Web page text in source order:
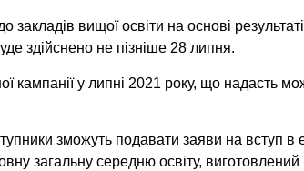
закладів вищої освіти на основі
здійснено не пізніше 28 липня.
кампанії у липні 2021 року, що надасть
зможуть подавати заяви на вступ в
загальну середню освіту, виготовлений